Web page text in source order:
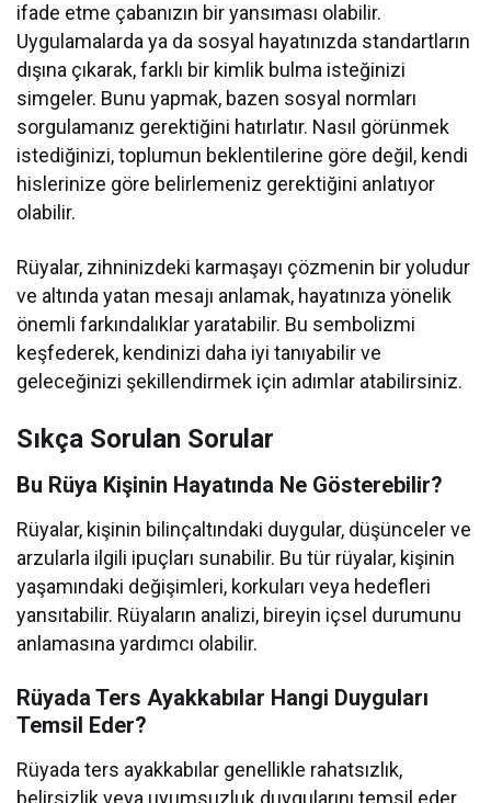
ifade etme çabanızın bir yansıması olabilir.
Uygulamalarda ya da sosyal hayatınızda standartların
dışına çıkarak, farklı bir kimlik bulma isteğinizi
simgeler. Bunu yapmak, bazen sosyal normları
sorgulamanız gerektiğini hatırlatır. Nasıl görünmek
istediğinizi, toplumun beklentilerine göre değil, kendi
hislerinize göre belirlemeniz gerektiğini anlatıyor
olabilir.
Rüyalar, zihninizdeki karmaşayı çözmenin bir yoludur
ve altında yatan mesajı anlamak, hayatınıza yönelik
önemli farkındalıklar yaratabilir. Bu sembolizmi
keşfederek, kendinizi daha iyi tanıyabilir ve
geleceğinizi şekillendirmek için adımlar atabilirsiniz.
Sıkça Sorulan Sorular
Bu Rüya Kişinin Hayatında Ne Gösterebilir?
Rüyalar, kişinin bilinçaltındaki duygular, düşünceler ve
arzularla ilgili ipuçları sunabilir. Bu tür rüyalar, kişinin
yaşamındaki değişimleri, korkuları veya hedefleri
yansıtabilir. Rüyaların analizi, bireyin içsel durumunu
anlamasına yardımcı olabilir.
Rüyada Ters Ayakkabılar Hangi Duyguları
Temsil Eder?
Rüyada ters ayakkabılar genellikle rahatsızlık,
belirsizlik veya uyumsuzluk duygularını temsil eder.